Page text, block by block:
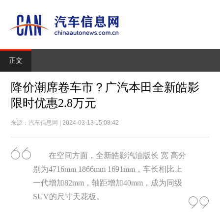
正文
降价潮席卷车市？广汽本田全新皓影
限时优惠2.8万元
来源：汽车信息网 | 2024-03-13 15:08:42
在空间方面，全新皓影汽油版长 宽 高分
别为4716mm 1866mm 1691mm，车长相比上
一代增加82mm，轴距增加40mm，成为同级
SUV的尺寸天花板。